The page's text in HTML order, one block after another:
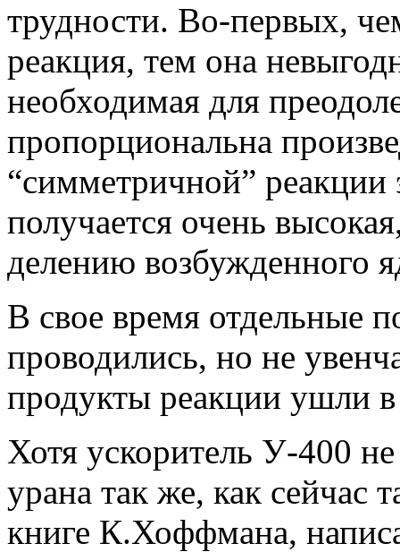
трудности. Во-первых,
реакция, тем она
необходимая для
пропорциональна
“симметричной” реакции
получается очень
делению возбужденного
В свое время отдельные
проводились, но не
продукты реакции ушли
Хотя ускоритель У-400
урана так же, как сейчас
книге К.Хоффмана,